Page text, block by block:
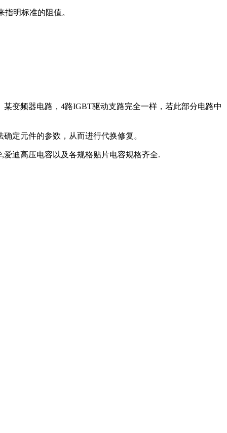
明标准的阻值。
变频器电路，4路IGBT驱动支路完全一样，若此部分电路中
定元件的参数，从而进行代换修复。
迪高压电容以及各规格贴片电容规格齐全.